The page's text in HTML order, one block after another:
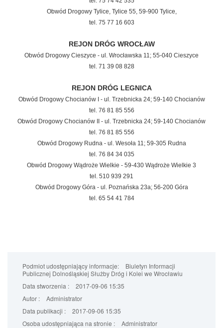
Obwód Drogowy Tylice, Tylice 55, 59-900 Tylice,
tel. 75 77 16 603
REJON DRÓG WROCŁAW
Obwód Drogowy Cieszyce - ul. Wrocławska 11; 55-040 Cieszyce
tel. 71 39 08 828
REJON DRÓG LEGNICA
Obwód Drogowy Chocianów I - ul. Trzebnicka 24; 59-140 Chocianów
tel. 76 81 85 556
Obwód Drogowy Chocianów II - ul. Trzebnicka 24; 59-140 Chocianów
tel. 76 81 85 556
Obwód Drogowy Rudna - ul. Wesoła 11; 59-305 Rudna
tel. 76 84 34 035
Obwód Drogowy Wądroże Wielkie - 59-430 Wądroże Wielkie 3
tel. 510 939 291
Obwód Drogowy Góra - ul. Poznańska 23a; 56-200 Góra
tel. 65 54 41 784
Podmiot udostępniający informacje:
Biuletyn Informacji
Publicznej Dolnośląskiej Służby Dróg i Kolei we Wrocławiu
Data stworzenia :
2017-09-06 15:35
Autor :
Administrator
Data publikacji :
2017-09-06 15:35
Osoba udostępniająca na stronie :
Administrator